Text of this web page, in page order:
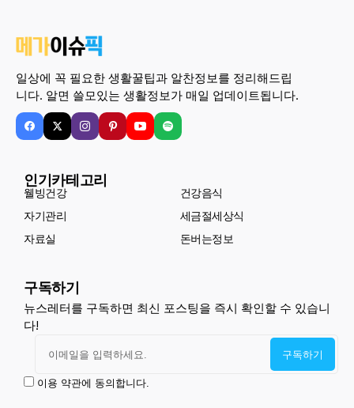
일상에 꼭 필요한 생활꿀팁과 알찬정보를 정리해드립
니다. 알면 쓸모있는 생활정보가 매일 업데이트됩니다.
인기카테고리
웰빙건강
건강음식
자기관리
세금절세상식
자료실
돈버는정보
구독하기
뉴스레터를 구독하면 최신 포스팅을 즉시 확인할 수 있습니
다!
이용 약관에 동의합니다.